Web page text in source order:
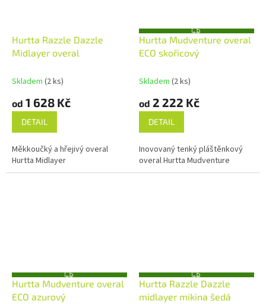
Hurtta Razzle Dazzle
Midlayer overal
Skladem (2 ks)
od 1 628 Kč
DETAIL
Měkkoučký a hřejivý overal
Hurtta Midlayer
Z
D
Hurtta Mudventure overal
ECO skořicový
Skladem (2 ks)
od 2 222 Kč
DETAIL
Inovovaný tenký pláštěnkový
overal Hurtta Mudventure
Z
D
Hurtta Mudventure overal
ECO azurový
Z
D
A
R
Hurtta Razzle Dazzle
midlayer mikina šedá